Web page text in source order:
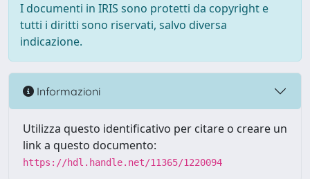
I documenti in IRIS sono protetti da copyright e
tutti i diritti sono riservati, salvo diversa
indicazione.
Informazioni
Utilizza questo identificativo per citare o creare un
link a questo documento:
https://hdl.handle.net/11365/1220094